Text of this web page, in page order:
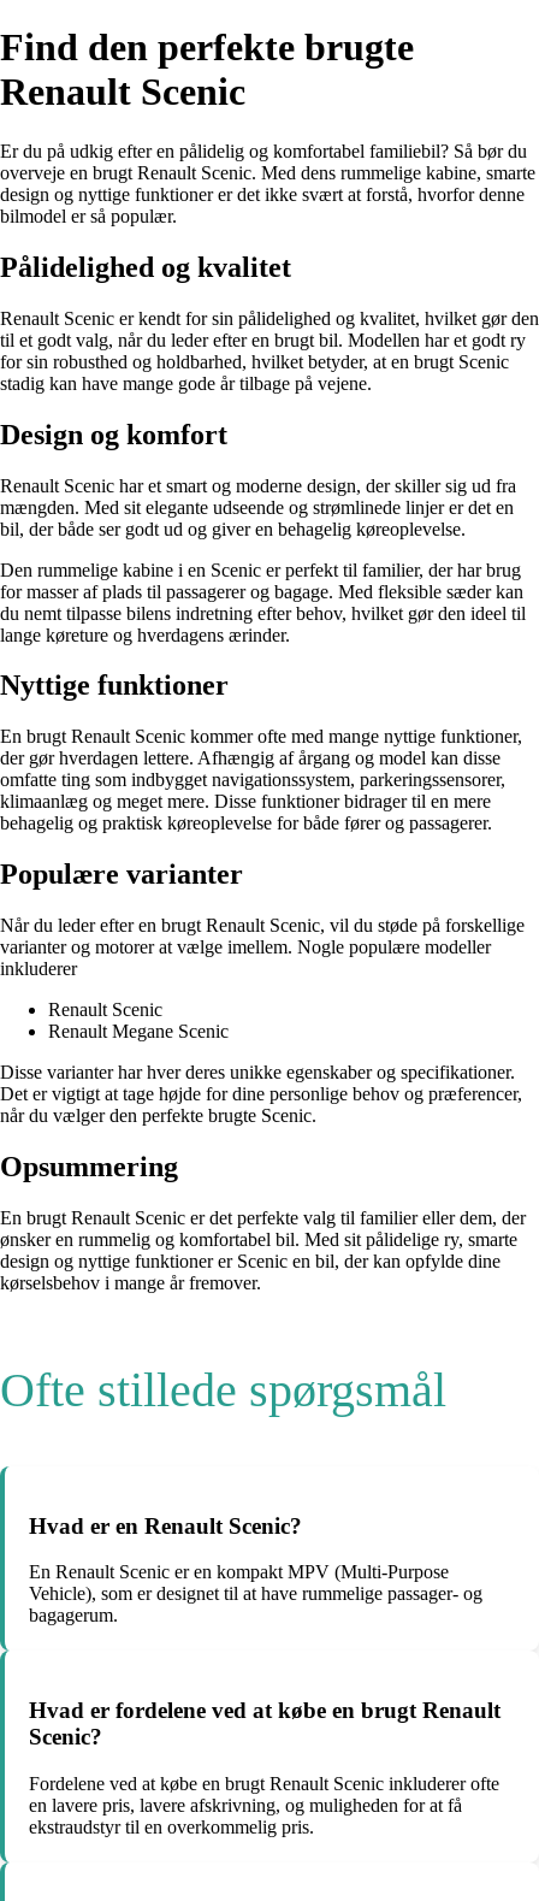
Find den perfekte brugte
Renault Scenic
Er du på udkig efter en pålidelig og komfortabel familiebil? Så bør du
overveje en brugt Renault Scenic. Med dens rummelige kabine, smarte
design og nyttige funktioner er det ikke svært at forstå, hvorfor denne
bilmodel er så populær.
Pålidelighed og kvalitet
Renault Scenic er kendt for sin pålidelighed og kvalitet, hvilket gør den
til et godt valg, når du leder efter en brugt bil. Modellen har et godt ry
for sin robusthed og holdbarhed, hvilket betyder, at en brugt Scenic
stadig kan have mange gode år tilbage på vejene.
Design og komfort
Renault Scenic har et smart og moderne design, der skiller sig ud fra
mængden. Med sit elegante udseende og strømlinede linjer er det en
bil, der både ser godt ud og giver en behagelig køreoplevelse.
Den rummelige kabine i en Scenic er perfekt til familier, der har brug
for masser af plads til passagerer og bagage. Med fleksible sæder kan
du nemt tilpasse bilens indretning efter behov, hvilket gør den ideel til
lange køreture og hverdagens ærinder.
Nyttige funktioner
En brugt Renault Scenic kommer ofte med mange nyttige funktioner,
der gør hverdagen lettere. Afhængig af årgang og model kan disse
omfatte ting som indbygget navigationssystem, parkeringssensorer,
klimaanlæg og meget mere. Disse funktioner bidrager til en mere
behagelig og praktisk køreoplevelse for både fører og passagerer.
Populære varianter
Når du leder efter en brugt Renault Scenic, vil du støde på forskellige
varianter og motorer at vælge imellem. Nogle populære modeller
inkluderer
Renault Scenic
Renault Megane Scenic
Disse varianter har hver deres unikke egenskaber og specifikationer.
Det er vigtigt at tage højde for dine personlige behov og præferencer,
når du vælger den perfekte brugte Scenic.
Opsummering
En brugt Renault Scenic er det perfekte valg til familier eller dem, der
ønsker en rummelig og komfortabel bil. Med sit pålidelige ry, smarte
design og nyttige funktioner er Scenic en bil, der kan opfylde dine
kørselsbehov i mange år fremover.
Ofte stillede spørgsmål
Hvad er en Renault Scenic?
En Renault Scenic er en kompakt MPV (Multi-Purpose
Vehicle), som er designet til at have rummelige passager- og
bagagerum.
Hvad er fordelene ved at købe en brugt Renault
Scenic?
Fordelene ved at købe en brugt Renault Scenic inkluderer ofte
en lavere pris, lavere afskrivning, og muligheden for at få
ekstraudstyr til en overkommelig pris.